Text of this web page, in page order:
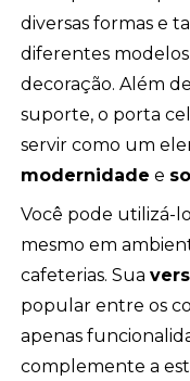
diversas formas e
diferentes
decoração. Além
suporte, o porta
servir como um
modernidade e
Você pode utilizá-
mesmo em
cafeterias. Sua
popular entre os
apenas
complemente a